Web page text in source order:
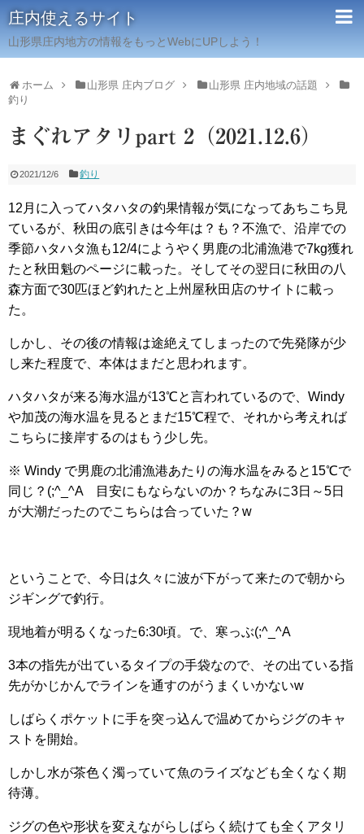
庄内使えるサイト
山形県庄内地方の情報をもっとWebにUPしよう！
ホーム 山形県 庄内ブログ
山形県 庄内地域の話題
釣り
まぐれアタリpart 2（2021.12.6）
2021/12/6 釣り
12月に入ってハタハタの釣果情報が気になってあちこち見
ているが、秋田の底引きは今年は？も？不漁で、沿岸での
季節ハタハタ漁も12/4にようやく男鹿の北浦漁港で7kg獲れ
たと秋田魁のページに載った。そしてその翌日に秋田の八
森方面で30匹ほど釣れたと上州屋秋田店のサイトに載っ
た。
しかし、その後の情報は途絶えてしまったので先発隊が少
し来た程度で、本体はまだと思われます。
ハタハタが来る海水温が13℃と言われているので、Windy
や加茂の海水温を見るとまだ15℃程で、それから考えれば
こちらに接岸するのはもう少し先。
※ Windy で男鹿の北浦漁港あたりの海水温をみると15℃で
同じ？(;^_^A 目安にもならないのか？ちなみに3日～5日
が大潮だったのでこちらは合っていた？w
ということで、今日は久々に波が下がって来たので朝から
ジギングで釣行。
現地着が明るくなった6:30頃。で、寒っぶ(;^_^A
3本の指先が出ているタイプの手袋なので、その出ている指
先がかじかんでラインを通すのがうまくいかないw
しばらくポケットに手を突っ込んで温めてからジグのキャ
ストを開始。
しかし水が茶色く濁っていて魚のライズなども全くなく期
待薄。
ジグの色や形状を変えながらしばらく続けても全くアタリ